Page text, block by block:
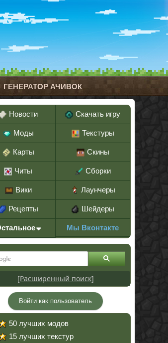
ГЕНЕРАТОР АЧИВОК
Новости Скачать игру
Моды Текстуры
Карты Скины
Читы Сборки
Вики Лаунчеры
Рецепты Шейдеры
Мы Вконтакте
[Расширенный поиск]
Войти как пользователь
50 лучших модов
15 лучших текстур